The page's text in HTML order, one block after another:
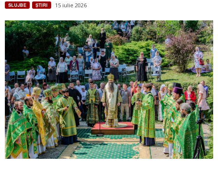
SLUJBE ŞTIRI 15 iulie 2026